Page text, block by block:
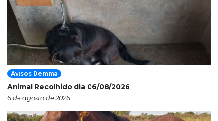
Avisos Demma
Animal Recolhido dia 06/08/2026
6 de agosto de 2026